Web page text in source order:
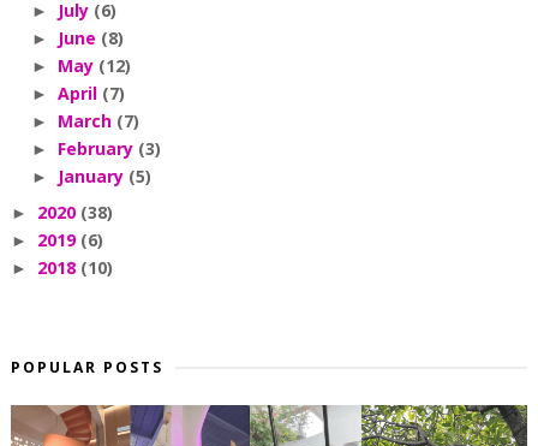
► July (6)
► June (8)
► May (12)
► April (7)
► March (7)
► February (3)
► January (5)
► 2020 (38)
► 2019 (6)
► 2018 (10)
POPULAR POSTS